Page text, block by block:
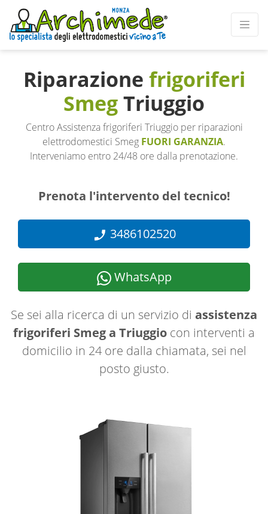
Riparazione frigoriferi
SmegTriuggio
Centro Assistenza frigoriferi Triuggio per riparazioni
elettrodomestici Smeg FUORI GARANZIA.
Interveniamo entro 24/48 ore dalla prenotazione.
Prenota l'intervento del tecnico!
3486102520
WhatsApp
Se sei alla ricerca di un servizio di assistenza
frigoriferi Smeg a Triuggio con interventi a
domicilio in 24 ore dalla chiamata, sei nel
posto giusto.